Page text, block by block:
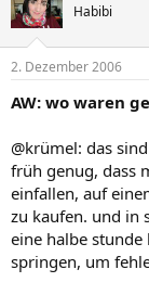
Habibi
2. Dezember 2006
AW: wo waren
@krümel: das
früh genug, dass
einfallen, auf
zu kaufen. und in
eine halbe stunde
springen, um